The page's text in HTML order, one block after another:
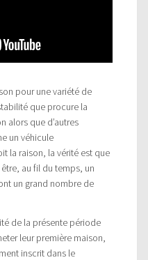
pour une variété de
que procure la
alors que d’autres
un véhicule
la raison, la vérité est que
être, au fil du temps, un
un grand nombre de
de la présente période
leur première maison,
inscrit dans le